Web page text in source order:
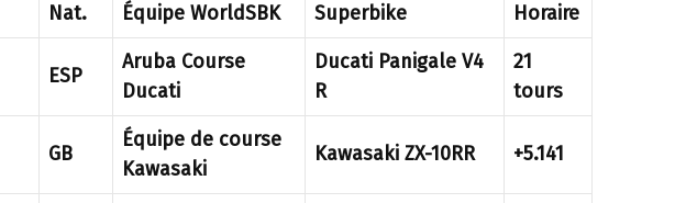
Nat. Équipe WorldSBK Superbike Horaire
ESP
Aruba Course
Ducati
Ducati Panigale V4
R
21
tours
GB
Équipe de course
Kawasaki
Kawasaki ZX-10RR +5.141